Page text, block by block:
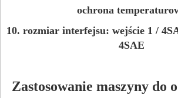
ochrona
10. rozmiar interfejsu: wejście 1 /
4SAE
Zastosowanie maszyny do